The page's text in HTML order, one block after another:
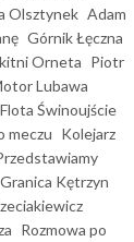
Olsztynek Adam
Górnik Łęczna
Orneta Piotr
Lubawa
Flota Świnoujście
meczu Kolejarz
Granica Kętrzyn
Rozmowa po